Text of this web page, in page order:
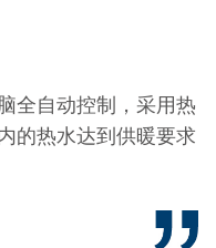
全自动控制，采用热
的热水达到供暖要求